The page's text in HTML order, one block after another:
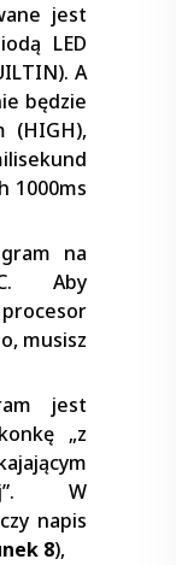
jest
LED
A
będzie
(HIGH),
1000ms
na
Aby
musisz
jest
„z
W
napis
8),